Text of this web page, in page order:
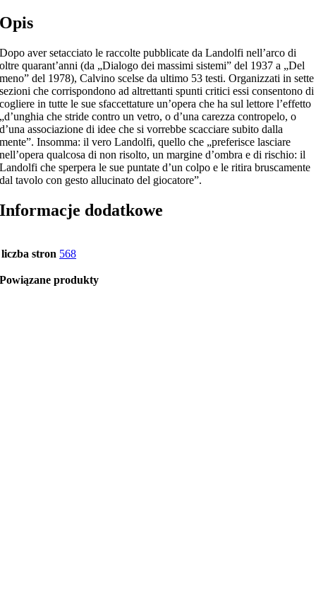
Opis
Dopo aver setacciato le raccolte pubblicate da Landolfi nell’arco di
oltre quarant’anni (da „Dialogo dei massimi sistemi” del 1937 a „Del
meno” del 1978), Calvino scelse da ultimo 53 testi. Organizzati in sette
sezioni che corrispondono ad altrettanti spunti critici essi consentono di
cogliere in tutte le sue sfaccettature un’opera che ha sul lettore l’effetto
„d’unghia che stride contro un vetro, o d’una carezza contropelo, o
d’una associazione di idee che si vorrebbe scacciare subito dalla
mente”. Insomma: il vero Landolfi, quello che „preferisce lasciare
nell’opera qualcosa di non risolto, un margine d’ombra e di rischio: il
Landolfi che sperpera le sue puntate d’un colpo e le ritira bruscamente
dal tavolo con gesto allucinato del giocatore”.
Informacje dodatkowe
liczba stron 568
Powiązane produkty